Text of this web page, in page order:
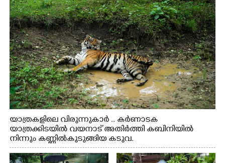
യാത്രകളിലെ വിരുന്നുകാർ .. കർണാടക
യാത്രക്കിടയിൽ വയനാട് അതിർത്തി കബിനിയിൽ
നിന്നും കണ്ണിൽകുടുങ്ങിയ കടുവ.